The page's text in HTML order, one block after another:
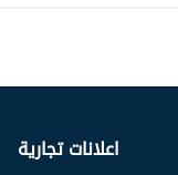
اعلانات تجارية